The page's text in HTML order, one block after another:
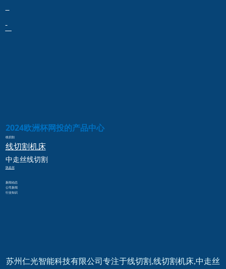
2024欧洲杯网投的产品中心
线切割
线切割机床
中走丝线切割
快走丝
新闻动态
公司新闻
行业知识
苏州仁光智能科技有限公司专注于线切割,线切割机床,中走丝